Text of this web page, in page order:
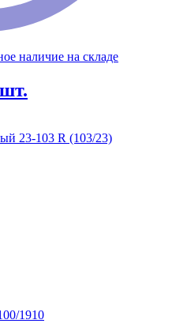
наличие на складе
23-103 R (103/23)
1910